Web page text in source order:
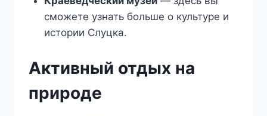
сможете узнать больше о культуре и
истории Слуцка.
Активный отдых на
природе